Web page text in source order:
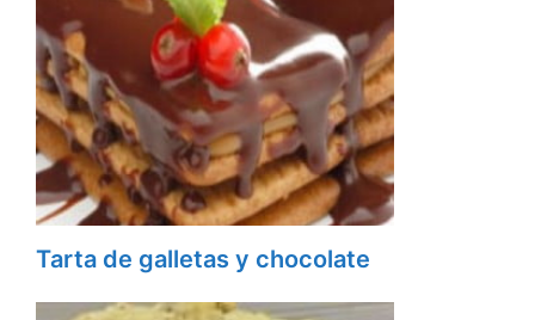
Tarta de galletas y chocolate